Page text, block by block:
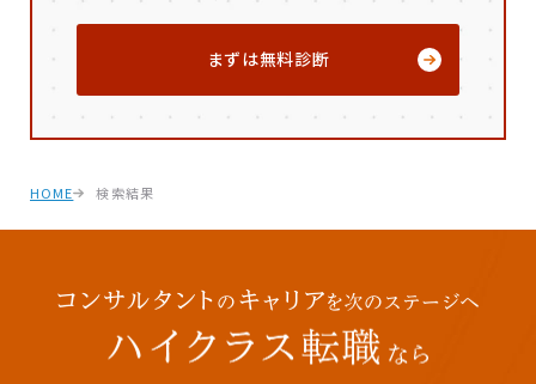
まずは無料診断
HOME 検索結果